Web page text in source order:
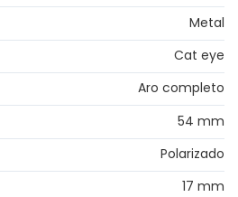
Metal
Cat eye
Aro completo
54 mm
Polarizado
17 mm